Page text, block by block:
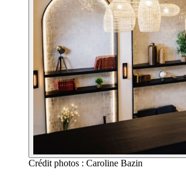
Crédit photos : Caroline Bazin